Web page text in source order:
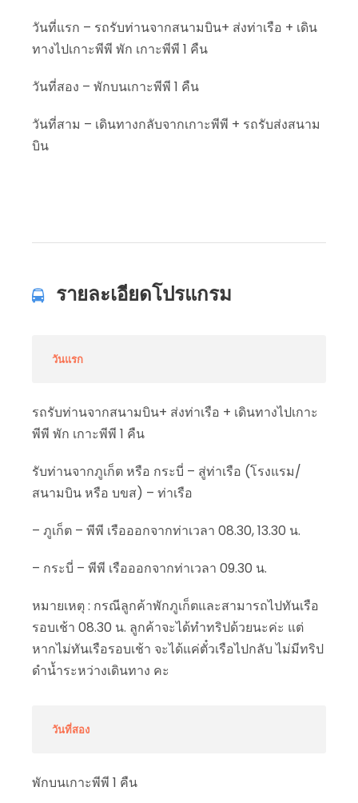
วันที่แรก – รถรับท่านจากสนามบิน+ ส่งท่าเรือ + เดิน
ทางไปเกาะพีพี พัก เกาะพีพี 1 คืน
วันที่สอง – พักบนเกาะพีพี 1 คืน
วันที่สาม – เดินทางกลับจากเกาะพีพี + รถรับส่งสนาม
บิน
รายละเอียดโปรแกรม
วันแรก
รถรับท่านจากสนามบิน+ ส่งท่าเรือ + เดินทางไปเกาะ
พีพี พัก เกาะพีพี 1 คืน
รับท่านจากภูเก็ต หรือ กระบี่ – สู่ท่าเรือ (โรงแรม/
สนามบิน หรือ บขส) – ท่าเรือ
– ภูเก็ต – พีพี เรือออกจากท่าเวลา 08.30, 13.30 น.
– กระบี่ – พีพี เรือออกจากท่าเวลา 09.30 น.
หมายเหตุ : กรณีลูกค้าพักภูเก็ตและสามารถไปทันเรือ
รอบเช้า 08.30 น. ลูกค้าจะได้ทำทริปด้วยนะค่ะ แต่
หากไม่ทันเรือรอบเช้า จะได้แค่ตั๋วเรือไปกลับ ไม่มีทริป
ดำน้ำระหว่างเดินทาง คะ
วันที่สอง
พักบนเกาะพีพี 1 คืน